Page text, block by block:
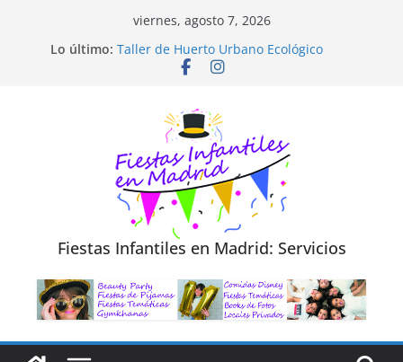
viernes, agosto 7, 2026
Lo último: Taller de Huerto Urbano Ecológico
TALLER FOTOGRAFÍA LA NATURALEZA
Trivial Virtual para niños
Fiestas Infantiles en Madrid: Servicios